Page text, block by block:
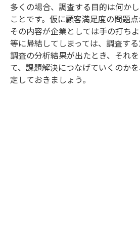
多くの場合、調査する目的は何か
ことです。仮に顧客満足度の問題点
その内容が企業としては手の打ち
等に帰結してしまっては、調査する
調査の分析結果が出たとき、それ
て、課題解決につなげていくのか
定しておきましょう。